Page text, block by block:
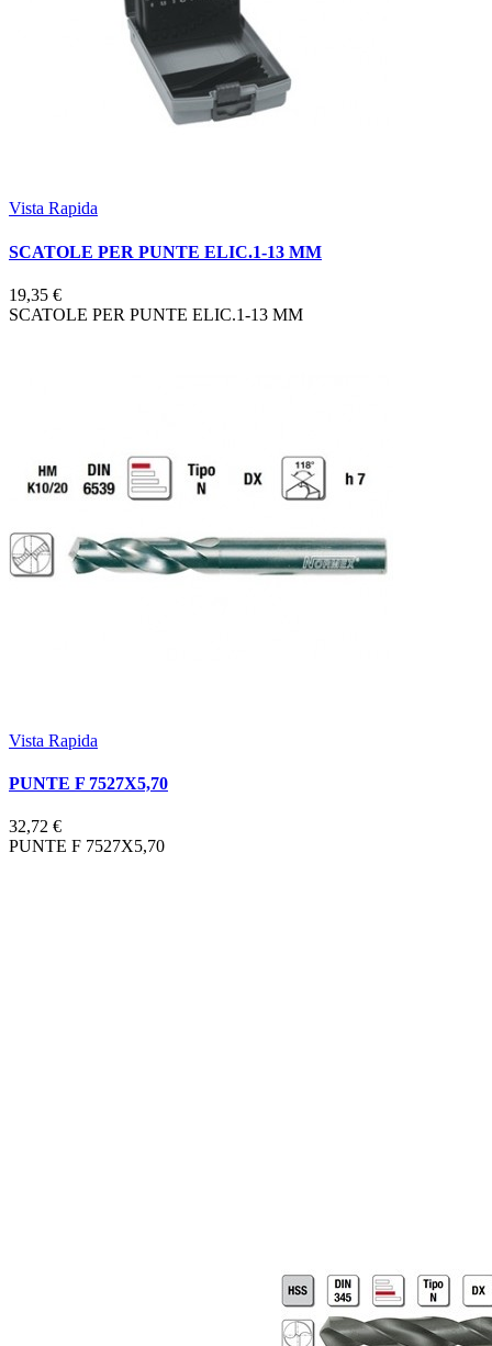
Vista Rapida
SCATOLE PER PUNTE ELIC.1-13 MM
19,35 €
SCATOLE PER PUNTE ELIC.1-13 MM
Vista Rapida
PUNTE F 7527X5,70
32,72 €
PUNTE F 7527X5,70